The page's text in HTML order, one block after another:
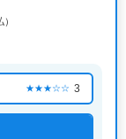
★★★☆☆ 3